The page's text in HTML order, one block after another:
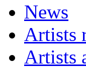
News
Artists
Artists